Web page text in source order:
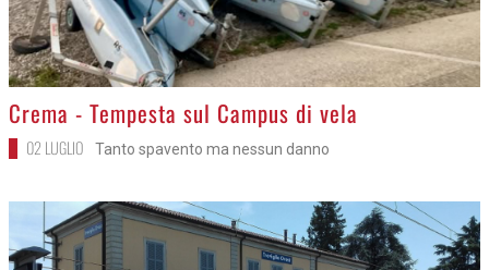
>
Crema - Tempesta sul Campus di vela
02 LUGLIO Tanto spavento ma nessun danno